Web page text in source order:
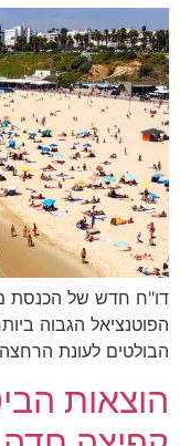
דו"ח חדש של הכנסת
הפוטנציאל הגבוה
הבולטים לעונת
הוצאות